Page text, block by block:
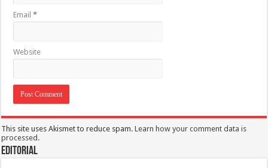
Email*
Website
This site uses Akismet to reduce spam.Learn how your comment data is
processed.
Editorial